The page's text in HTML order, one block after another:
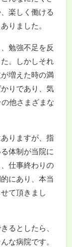
楽しく働ける
りました。
勉強不足を反
。しかしそれ
増えた時の満
りであり、気
他さまざまな
りますが、指
体制が当院に
仕事終わりの
にあり、本当
て頂きまし
るとしたら、
な病院です。